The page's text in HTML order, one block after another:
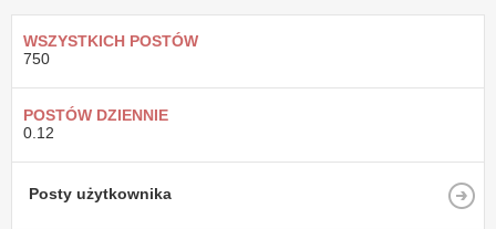
WSZYSTKICH POSTÓW
750
POSTÓW DZIENNIE
0.12
Posty użytkownika